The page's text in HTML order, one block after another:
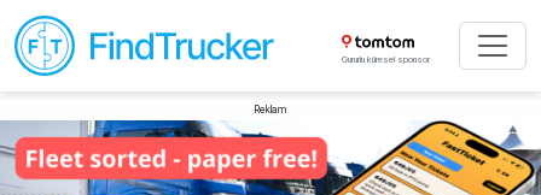
Gururlu küresel sponsor
Reklam